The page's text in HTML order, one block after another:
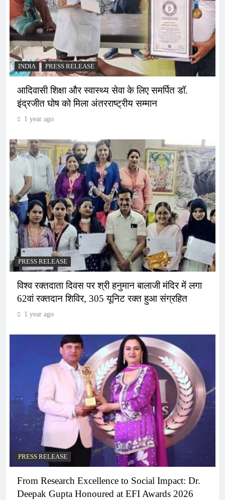
INDIA PRESS RELEASE
आदिवासी शिक्षा और स्वास्थ्य सेवा के लिए समर्पित डॉ.
इंद्रजीत घोष को मिला अंतरराष्ट्रीय सम्मान
1 year ago
PRESS RELEASE
विश्व रक्तदाता दिवस पर श्री हनुमान बालाजी मंदिर में लगा
62वां रक्तदान शिविर, 305 यूनिट रक्त हुआ संग्रहित
1 year ago
PRESS RELEASE
From Research Excellence to Social Impact: Dr.
Deepak Gupta Honoured at EFI Awards 2026